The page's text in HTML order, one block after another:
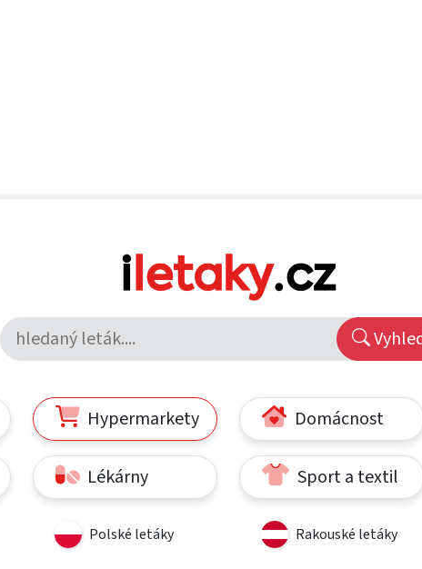
Hypermarkety Domácnost
Lékárny Sport a textil
Polské letáky Rakouské letáky